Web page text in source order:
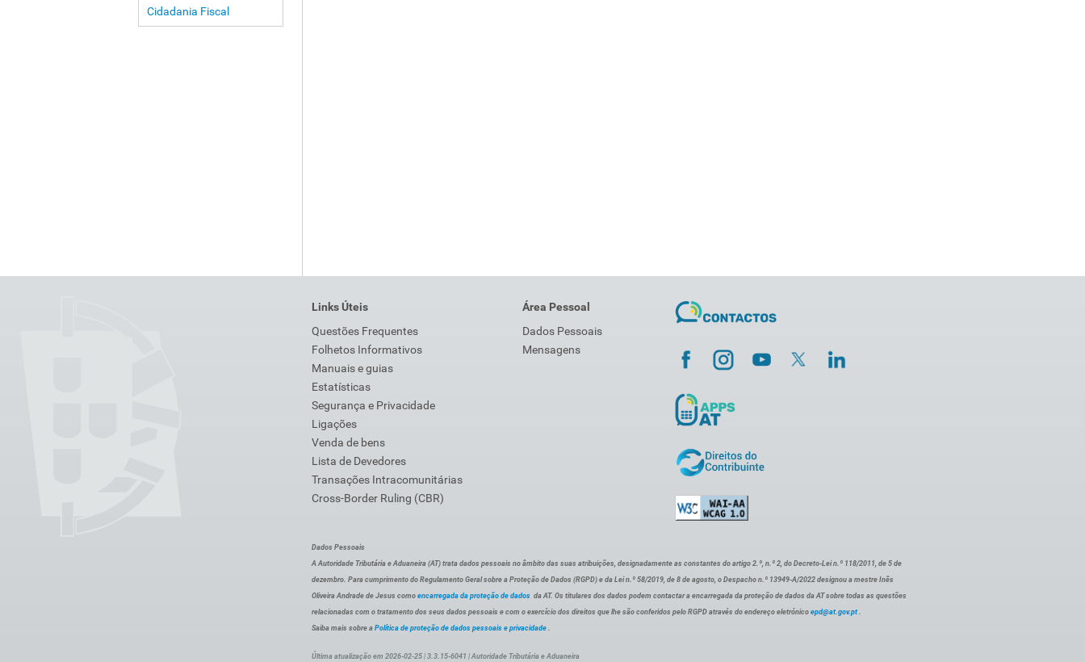
Cidadania Fiscal
Links Úteis
Questões Frequentes
Folhetos Informativos
Manuais e guias
Estatísticas
Segurança e Privacidade
Ligações
Venda de bens
Lista de Devedores
Transações Intracomunitárias
Cross-Border Ruling (CBR)
Área Pessoal
Dados Pessoais
Mensagens
Dados Pessoais
A Autoridade Tributária e Aduaneira (AT) trata dados pessoais no âmbito das suas atribuições, designadamente as constantes do artigo 2.º, n.º 2, do Decreto-Lei n.º 118/2011, de 5 de
dezembro. Para cumprimento do Regulamento Geral sobre a Proteção de Dados (RGPD) e da Lei n.º 58/2019, de 8 de agosto, o Despacho n.º 13949-A/2022 designou a mestre Inês
Oliveira Andrade de Jesus como encarregada da proteção de dados da AT. Os titulares dos dados podem contactar a encarregada da proteção de dados da AT sobre todas as questões
relacionadas com o tratamento dos seus dados pessoais e com o exercício dos direitos que lhe são conferidos pelo RGPD através do endereço eletrónico epd@at.gov.pt .
Saiba mais sobre a Política de proteção de dados pessoais e privacidade .
Última atualização em 2026-02-25 | 3.3.15-6041 | Autoridade Tributária e Aduaneira